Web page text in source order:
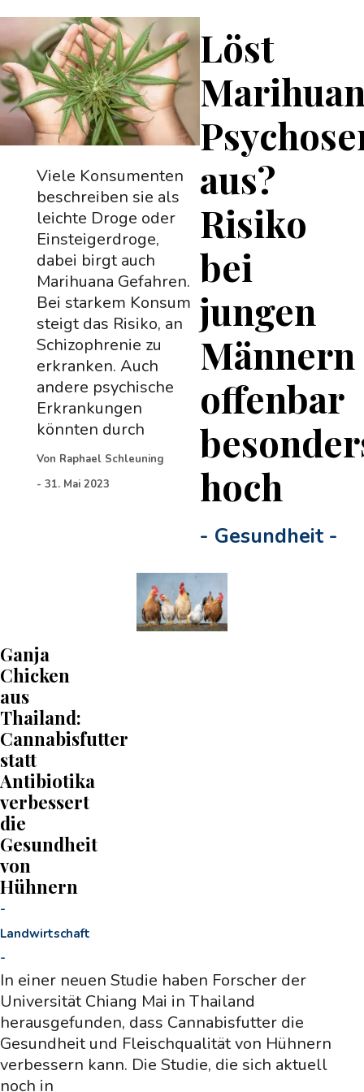
Löst
aus?
Risiko
bei
jungen
Männern
offenbar
hoch
- Gesundheit -
Viele Konsumenten
beschreiben sie als
leichte Droge oder
Einsteigerdroge,
dabei birgt auch
Marihuana Gefahren.
Bei starkem Konsum
steigt das Risiko, an
Schizophrenie zu
erkranken. Auch
andere psychische
Erkrankungen
könnten durch
Von Raphael Schleuning
- 31. Mai 2023
Ganja
Chicken
aus
Thailand:
Cannabisfutter
statt
Antibiotika
verbessert
die
Gesundheit
von
Hühnern
-
Landwirtschaft
-
In einer neuen Studie haben Forscher der
Universität Chiang Mai in Thailand
herausgefunden, dass Cannabisfutter die
Gesundheit und Fleischqualität von Hühnern
verbessern kann. Die Studie, die sich aktuell
noch in